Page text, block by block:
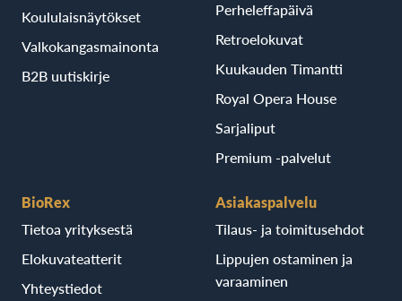
Koululaisnäytökset
Valkokangasmainonta
B2B uutiskirje
Perheleffapäivä
Retroelokuvat
Kuukauden Timantti
Royal Opera House
Sarjaliput
Premium -palvelut
BioRex
Tietoa yrityksestä
Elokuvateatterit
Yhteystiedot
Asiakaspalvelu
Tilaus- ja toimitusehdot
Lippujen ostaminen ja
varaaminen